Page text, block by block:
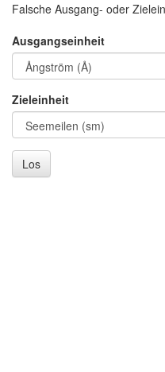
Falsche Ausgang- oder
Ausgangseinheit
Zieleinheit
Los